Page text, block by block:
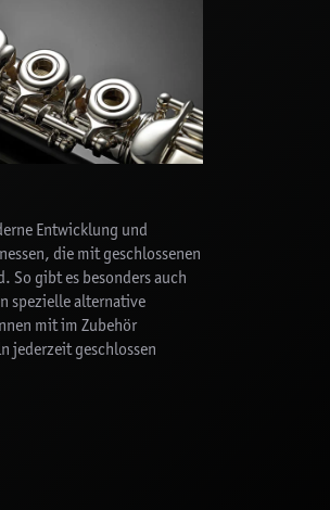
Entwicklung und
die mit geschlossenen
So gibt es besonders auch
spezielle alternative
mit im Zubehör
jederzeit geschlossen